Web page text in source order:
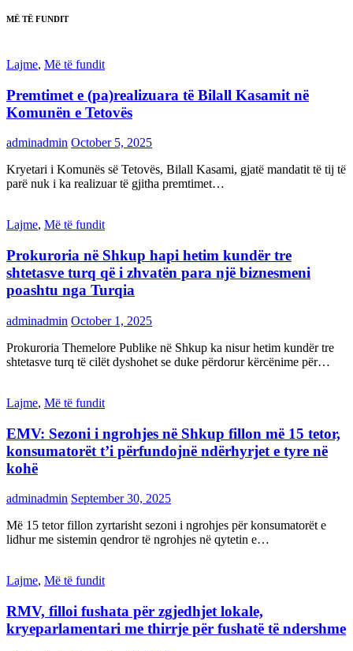
MË TË FUNDIT
Lajme, Më të fundit
Premtimet e (pa)realizuara të Bilall Kasamit në
Komunën e Tetovës
adminadmin October 5, 2025
Kryetari i Komunës së Tetovës, Bilall Kasami, gjatë mandatit të tij të
parë nuk i ka realizuar të gjitha premtimet…
Lajme, Më të fundit
Prokuroria në Shkup hapi hetim kundër tre
shtetasve turq që i zhvatën para një biznesmeni
poashtu nga Turqia
adminadmin October 1, 2025
Prokuroria Themelore Publike në Shkup ka nisur hetim kundër tre
shtetasve turq të cilët dyshohet se duke përdorur kërcënime për…
Lajme, Më të fundit
EMV: Sezoni i ngrohjes në Shkup fillon më 15 tetor,
konsumatorët t’i përfundojnë ndërhyrjet e tyre në
kohë
adminadmin September 30, 2025
Më 15 tetor fillon zyrtarisht sezoni i ngrohjes për konsumatorët e
lidhur me sistemin qendror të ngrohjes në qytetin e…
Lajme, Më të fundit
RMV, filloi fushata për zgjedhjet lokale,
kryeparlamentari me thirrje për fushatë të ndershme